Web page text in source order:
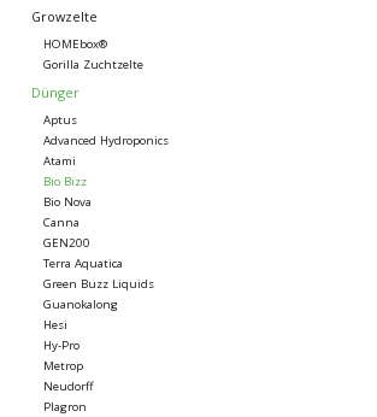
Growzelte
HOMEbox®
Gorilla Zuchtzelte
Dünger
Aptus
Advanced Hydroponics
Atami
Bio Bizz
Bio Nova
Canna
GEN200
Terra Aquatica
Green Buzz Liquids
Guanokalong
Hesi
Hy-Pro
Metrop
Neudorff
Plagron